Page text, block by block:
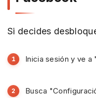
Si decides
Inicia sesión y ve
Busca